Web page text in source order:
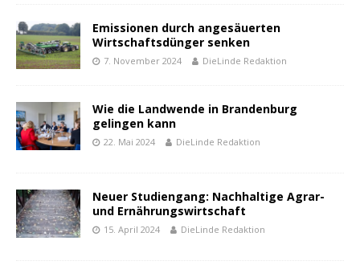
Emissionen durch angesäuerten
Wirtschaftsdünger senken
7. November 2024 DieLinde Redaktion
Wie die Landwende in Brandenburg
gelingen kann
22. Mai 2024 DieLinde Redaktion
Neuer Studiengang: Nachhaltige Agrar-
und Ernährungswirtschaft
15. April 2024 DieLinde Redaktion